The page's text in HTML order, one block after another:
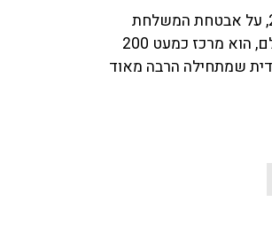
ניצב בדימוס דוד צור, ששימש יועץ ביטחוני לאולימפיאדות בשנת 1996 ו־2004, על אבטחת המשלחת
הישראלית בימים אלו: "אולימפיאדה היא תמיד מוקד, זה האירוע הכי גדול בעולם, הוא מרכז כמעט 200
שמתחילה הרבה מאוד